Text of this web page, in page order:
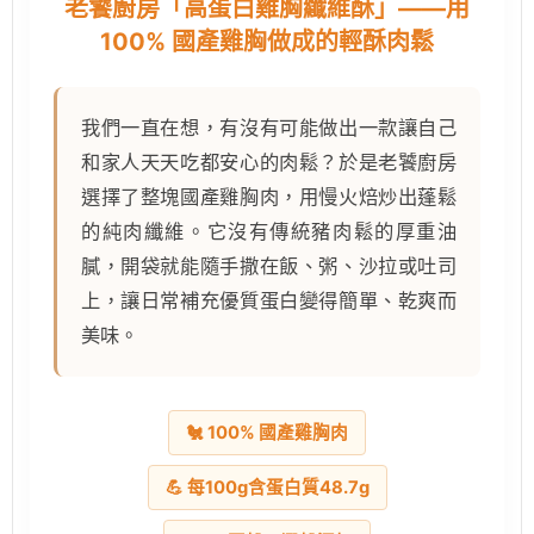
老饕廚房「高蛋白雞胸纖維酥」——用
100% 國產雞胸做成的輕酥肉鬆
我們一直在想，有沒有可能做出一款讓自己
和家人天天吃都安心的肉鬆？於是老饕廚房
選擇了整塊國產雞胸肉，用慢火焙炒出蓬鬆
的純肉纖維。它沒有傳統豬肉鬆的厚重油
膩，開袋就能隨手撒在飯、粥、沙拉或吐司
上，讓日常補充優質蛋白變得簡單、乾爽而
美味。
🐔 100% 國產雞胸肉
💪 每100g含蛋白質48.7g